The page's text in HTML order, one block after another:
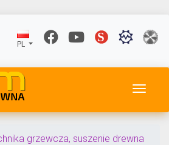
PL
grzewcza, suszenie drewna